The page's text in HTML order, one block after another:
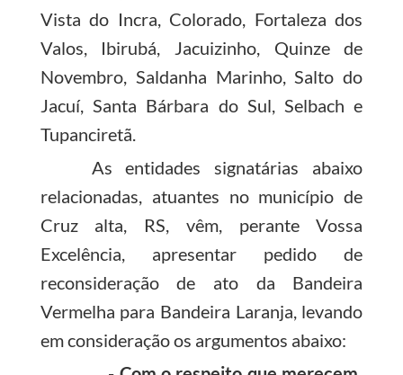
Vista do Incra, Colorado, Fortaleza dos
Valos, Ibirubá, Jacuizinho, Quinze de
Novembro, Saldanha Marinho, Salto do
Jacuí, Santa Bárbara do Sul, Selbach e
Tupanciretã.
As entidades signatárias abaixo
relacionadas, atuantes no município de
Cruz alta, RS, vêm, perante Vossa
Excelência, apresentar pedido de
reconsideração de ato da Bandeira
Vermelha para Bandeira Laranja, levando
em consideração os argumentos abaixo: